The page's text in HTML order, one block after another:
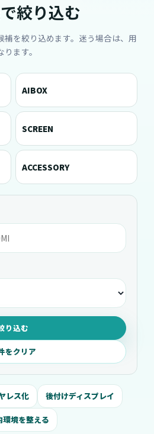
絞り込む
を絞り込めます。迷う場合は、用
ます。
AIBOX
SCREEN
ACCESSORY
り込む
をクリア
レス化 後付けディスプレイ
環境を整える